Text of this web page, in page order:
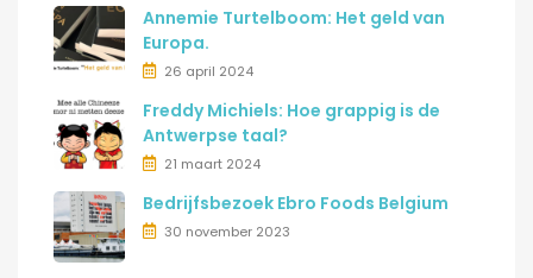
Annemie Turtelboom: Het geld van
Europa.
26 april 2024
Freddy Michiels: Hoe grappig is de
Antwerpse taal?
21 maart 2024
Bedrijfsbezoek Ebro Foods Belgium
30 november 2023